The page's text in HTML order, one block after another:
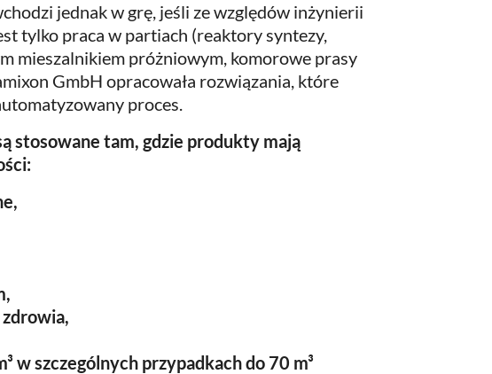
jednak w grę, jeśli ze względów inżynierii
tylko praca w partiach (reaktory syntezy,
mieszalnikiem próżniowym, komorowe prasy
GmbH opracowała rozwiązania, które
proces.
stosowane tam, gdzie produkty mają
w szczególnych przypadkach do 70 m³